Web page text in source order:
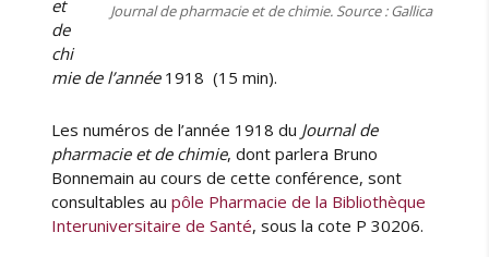
Journal de pharmacie et de chimie. Source : Gallica
et
de
chi
mie de l’année1918 (15 min).
Les numéros de l’année 1918 du Journal de
pharmacie et de chimie, dont parlera Bruno
Bonnemain au cours de cette conférence, sont
consultables aupôle Pharmacie de la Bibliothèque
Interuniversitaire de Santé, sous la cote P 30206.